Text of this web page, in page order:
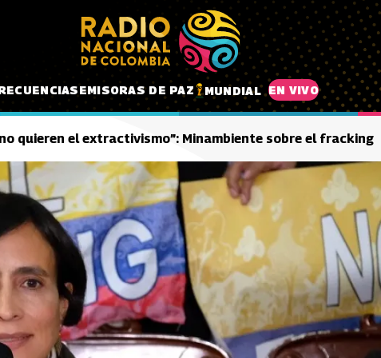
EMISORAS DE PAZ MUNDIAL EN VIVO
quieren el extractivismo”: Minambiente sobre el fracking